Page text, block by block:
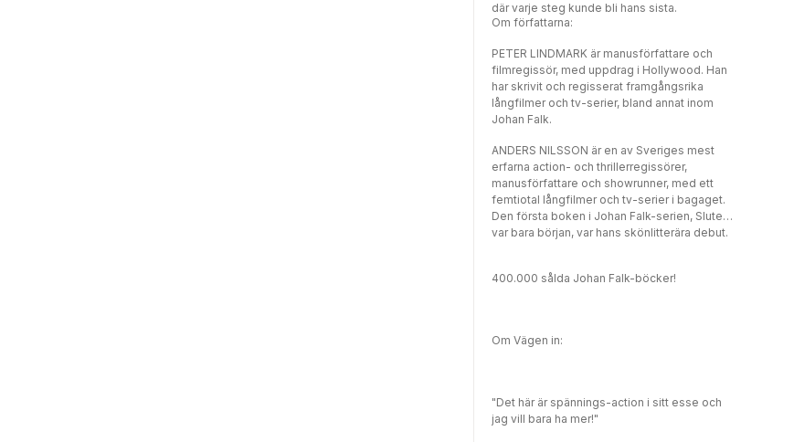
där varje steg kunde bli hans sista.
Om författarna:
PETER LINDMARK är manusförfattare och
filmregissör, med uppdrag i Hollywood. Han
har skrivit och regisserat framgångsrika
långfilmer och tv-serier, bland annat inom
Johan Falk.
ANDERS NILSSON är en av Sveriges mest
erfarna action- och thrillerregissörer,
manusförfattare och showrunner, med ett
femtiotal långfilmer och tv-serier i bagaget.
Den första boken i Johan Falk-serien, Slutet
var bara början, var hans skönlitterära debut.
400.000 sålda Johan Falk-böcker!
Om Vägen in:
"Det här är spännings-action i sitt esse och
jag vill bara ha mer!"